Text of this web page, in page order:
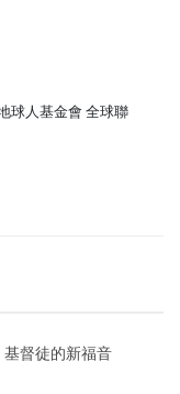
球人基金會 全球聯
基督徒的新福音